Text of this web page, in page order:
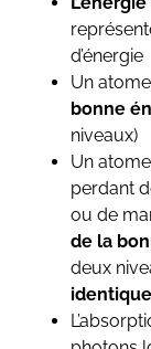
d’énergie
Un atome
bonne
niveaux)
Un atome
perdant
ou de
de la
deux